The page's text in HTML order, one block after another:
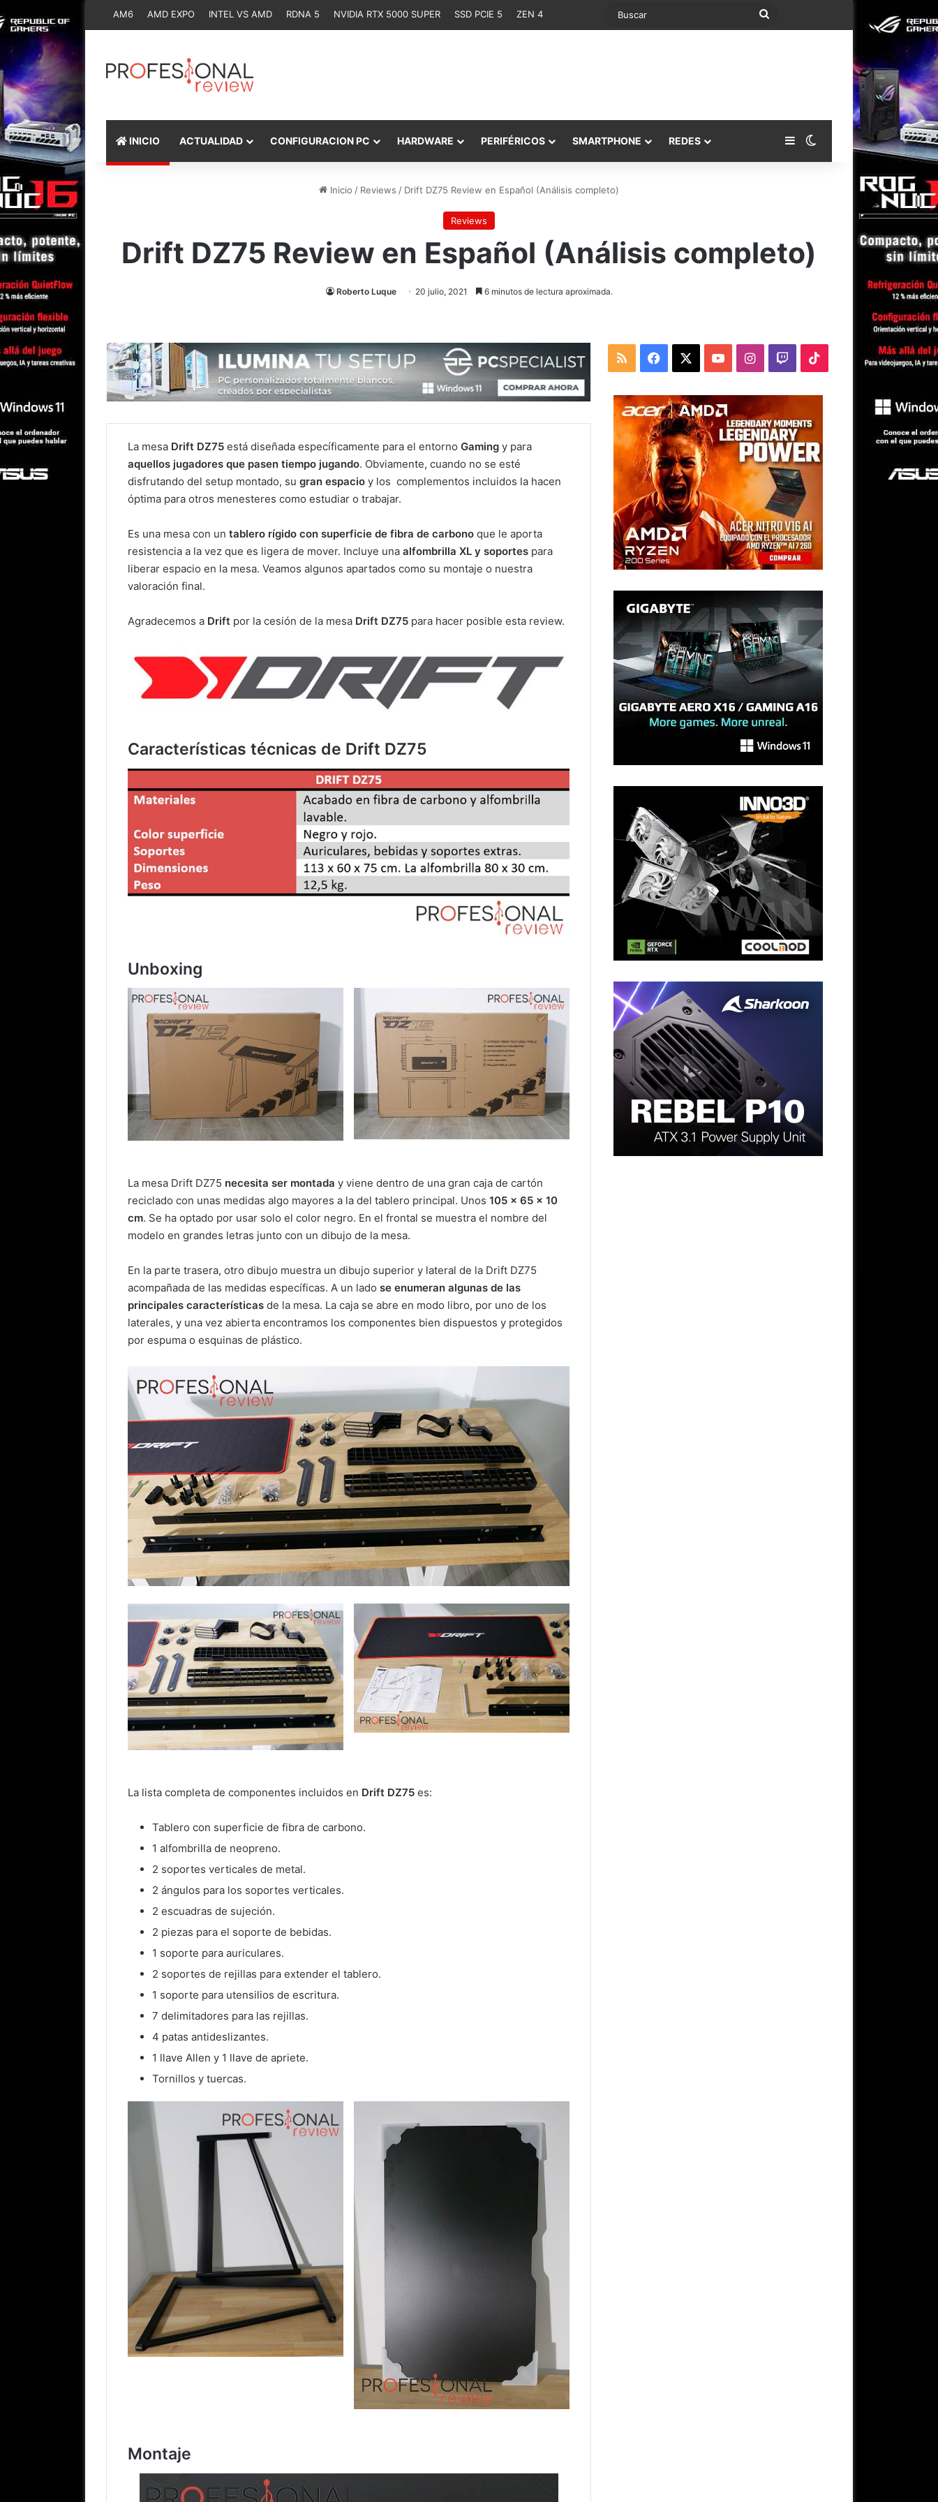
AM6 AMD EXPO INTEL VS AMD RDNA 5 NVIDIA RTX 5000 SUPER SSD PCIE 5 ZEN 4 Buscar
INICIO ACTUALIDAD CONFIGURACION PC HARDWARE PERIFÉRICOS SMARTPHONE REDES Barra lateral
Switch skin
Inicio / Reviews / Drift DZ75 Review en Español (Análisis completo)
Reviews
Drift DZ75 Review en Español (Análisis completo)
Roberto Luque 20 julio, 2021 6 minutos de lectura aproximada.
La mesa Drift DZ75 está diseñada específicamente para el entorno Gaming y para
aquellos jugadores que pasen tiempo jugando. Obviamente, cuando no se esté
disfrutando del setup montado, su gran espacio y los complementos incluidos la hacen
óptima para otros menesteres como estudiar o trabajar.
Es una mesa con un tablero rígido con superficie de fibra de carbono que le aporta
resistencia a la vez que es ligera de mover. Incluye una alfombrilla XL y soportes para
liberar espacio en la mesa. Veamos algunos apartados como su montaje o nuestra
valoración final.
Agradecemos a Drift por la cesión de la mesa Drift DZ75 para hacer posible esta review.
Características técnicas de Drift DZ75
Unboxing
La mesa Drift DZ75 necesita ser montada y viene dentro de una gran caja de cartón
reciclado con unas medidas algo mayores a la del tablero principal. Unos 105 x 65 x 10
cm. Se ha optado por usar solo el color negro. En el frontal se muestra el nombre del
modelo en grandes letras junto con un dibujo de la mesa.
En la parte trasera, otro dibujo muestra un dibujo superior y lateral de la Drift DZ75
acompañada de las medidas específicas. A un lado se enumeran algunas de las
principales características de la mesa. La caja se abre en modo libro, por uno de los
laterales, y una vez abierta encontramos los componentes bien dispuestos y protegidos
por espuma o esquinas de plástico.
La lista completa de componentes incluidos en Drift DZ75 es:
Tablero con superficie de fibra de carbono.
1 alfombrilla de neopreno.
2 soportes verticales de metal.
2 ángulos para los soportes verticales.
2 escuadras de sujeción.
2 piezas para el soporte de bebidas.
1 soporte para auriculares.
2 soportes de rejillas para extender el tablero.
1 soporte para utensilios de escritura.
7 delimitadores para las rejillas.
4 patas antideslizantes.
1 llave Allen y 1 llave de apriete.
Tornillos y tuercas.
Montaje
RSS Facebook YouTubeInstagram
TwitchTikTok